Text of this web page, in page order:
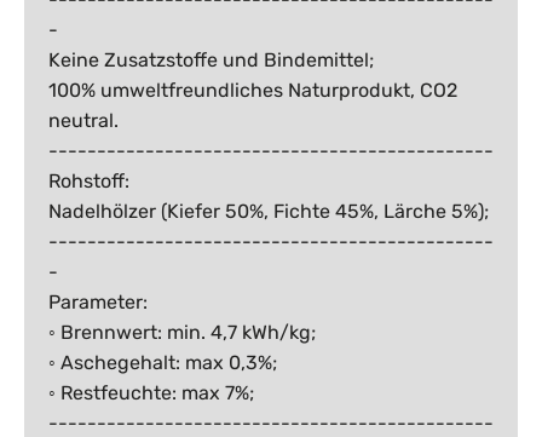
-
Keine Zusatzstoffe und Bindemittel;
100% umweltfreundliches Naturprodukt, CO2
neutral.
----------------------------------------------
Rohstoff:
Nadelhölzer (Kiefer 50%, Fichte 45%, Lärche 5%);
----------------------------------------------
-
Parameter:
◦ Brennwert: min. 4,7 kWh/kg;
◦ Aschegehalt: max 0,3%;
◦ Restfeuchte: max 7%;
----------------------------------------------